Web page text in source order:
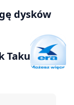
dysków
Taku